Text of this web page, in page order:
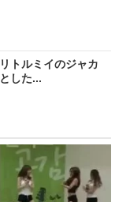
トルミイのジャカ
した...